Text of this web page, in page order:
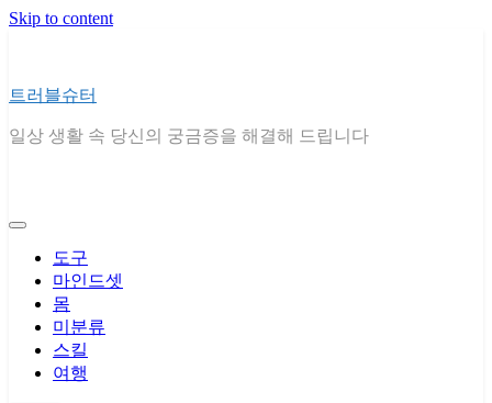
Skip to content
트러블슈터
일상 생활 속 당신의 궁금증을 해결해 드립니다
도구
마인드셋
몸
미분류
스킬
여행